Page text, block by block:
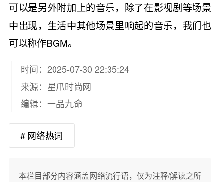
可以是另外附加上的音乐，除了在影视剧等场景
中出现，生活中其他场景里响起的音乐，我们也
可以称作BGM。
时间：2025-07-30 22:35:24
来源： 星爪时尚网
编辑：一品九命
# 网络热词
本栏目部分内容涵盖网络流行语，仅为注释/解读之所